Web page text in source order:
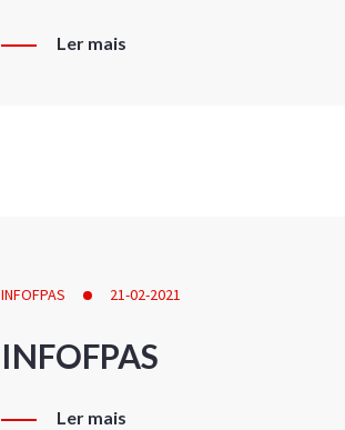
Ler mais
INFOFPAS 21-02-2021
INFOFPAS
Ler mais